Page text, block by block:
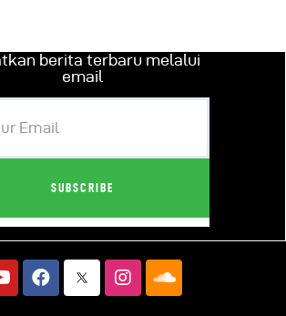
berita terbaru melalui
email